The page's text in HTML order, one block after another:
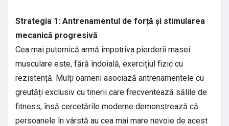
Strategia 1: Antrenamentul de forță și stimularea
mecanică progresivă
Cea mai puternică armă împotriva pierderii masei
musculare este, fără îndoială, exercițiul fizic cu
rezistență. Mulți oameni asociază antrenamentele cu
greutăți exclusiv cu tinerii care frecventează sălile de
fitness, însă cercetările moderne demonstrează că
persoanele în vârstă au cea mai mare nevoie de acest